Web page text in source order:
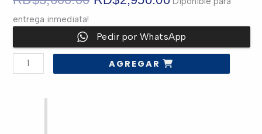
precio
original
era:
precio
actual
es:
entrega inmediata!
Pedir por WhatsApp
Lattafa
Bade’e
Al
AGREGAR